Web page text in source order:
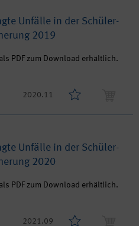
Unfälle in der Schüler-
2019
PDF zum Download erhältlich.
2020.11
Unfälle in der Schüler-
2020
PDF zum Download erhältlich.
2021.09